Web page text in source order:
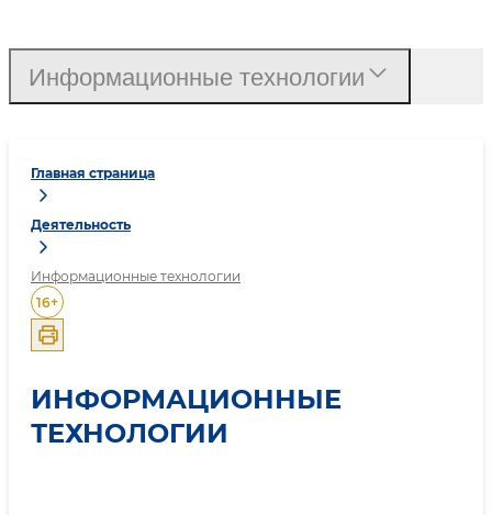
Главная страница
Деятельность
Информационные технологии
16+
ИНФОРМАЦИОННЫЕ
ТЕХНОЛОГИИ
Информационные технологии